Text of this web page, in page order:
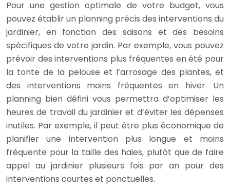
Pour une gestion optimale de votre budget, vous
pouvez établir un planning précis des interventions du
jardinier, en fonction des saisons et des besoins
spécifiques de votre jardin. Par exemple, vous pouvez
prévoir des interventions plus fréquentes en été pour
la tonte de la pelouse et l’arrosage des plantes, et
des interventions moins fréquentes en hiver. Un
planning bien défini vous permettra d’optimiser les
heures de travail du jardinier et d’éviter les dépenses
inutiles. Par exemple, il peut être plus économique de
planifier une intervention plus longue et moins
fréquente pour la taille des haies, plutôt que de faire
appel au jardinier plusieurs fois par an pour des
interventions courtes et ponctuelles.